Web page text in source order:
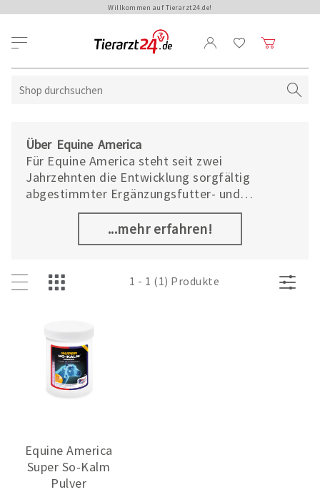
Willkommen auf Tierarzt24.de!
Über Equine America
Für Equine America steht seit zwei
Jahrzehnten die Entwicklung sorgfältig
abgestimmter Ergänzungsfutter- und
Pflegemittel für die Gesundheit von Pferden
im Vordergrund. Ob Freizeit- oder Sportpferd,
vom Fohlen bis zum Senior – Equine America
Produkten die optimale Unterstützung in allen
Situationen und bei allen Bedürfnissen.
...mehr erfahren!
1 - 1 (1) Produkte
Equine America
Super So-Kalm
Pulver